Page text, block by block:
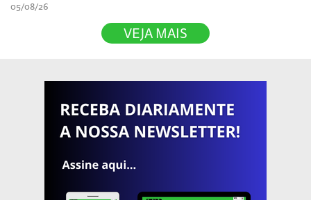
05/08/26
VEJA MAIS